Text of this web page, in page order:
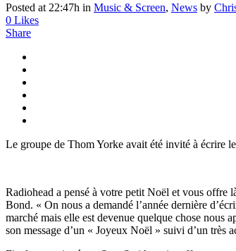
Posted at 22:47h in Music & Screen, News by
0 Likes
Share
Le groupe de Thom Yorke avait été invité à écrire
Radiohead a pensé à votre petit Noël et vous offre
Bond. « On nous a demandé l’année dernière
marché mais elle est devenue quelque chose nous
son message d’un « Joyeux Noël » suivi d’un très